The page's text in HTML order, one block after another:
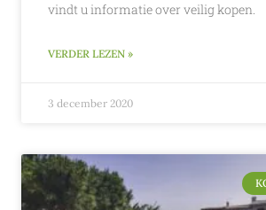
vindt u informatie over veilig kopen.
VERDER LEZEN »
3 december 2020